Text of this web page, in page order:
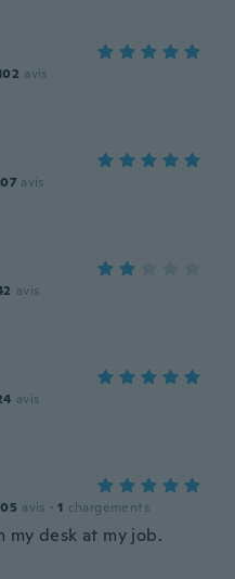
avis
avis
avis
avis
avis · 1 chargements
my desk at my job.